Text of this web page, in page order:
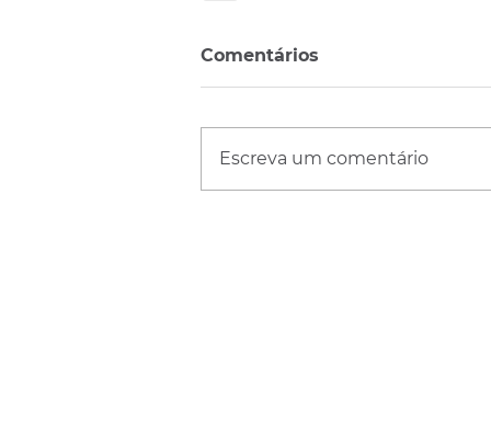
Comentários
Escreva um comentário